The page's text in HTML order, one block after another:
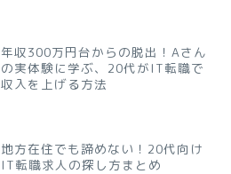
年収300万円台からの脱出！Aさん
の実体験に学ぶ、20代がIT転職で
収入を上げる方法
地方在住でも諦めない！20代向け
IT転職求人の探し方まとめ